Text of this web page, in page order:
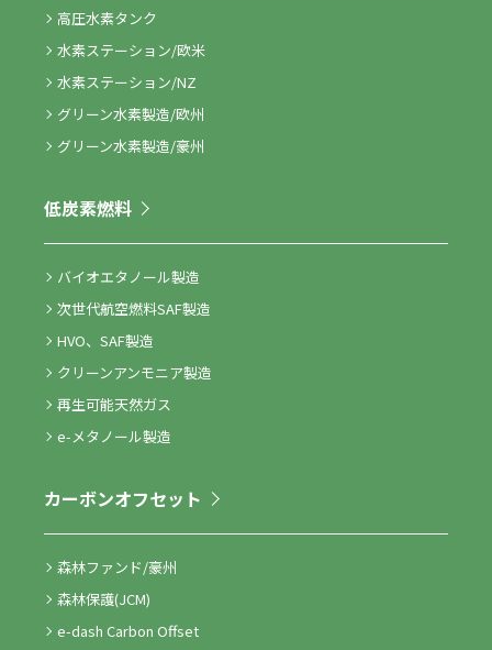
高圧水素タンク
水素ステーション/欧米
水素ステーション/NZ
グリーン水素製造/欧州
グリーン水素製造/豪州
低炭素燃料
バイオエタノール製造
次世代航空燃料SAF製造
HVO、SAF製造
クリーンアンモニア製造
再生可能天然ガス
e-メタノール製造
カーボンオフセット
森林ファンド/豪州
森林保護(JCM)
e-dash Carbon Offset